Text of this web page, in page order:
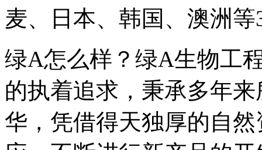
麦、日本、韩国、澳洲
绿A怎么样？绿A生物工
的执着追求，秉承多年
华，凭借得天独厚的自